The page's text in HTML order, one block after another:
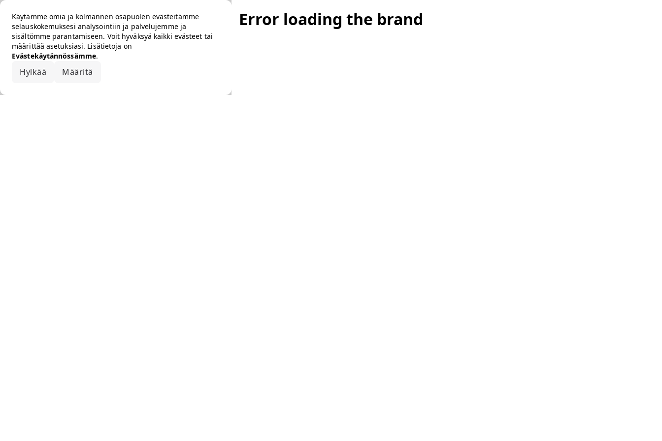
Käytämme omia ja kolmannen osapuolen evästeitämme
selauskokemuksesi analysointiin ja palvelujemme ja
sisältömme parantamiseen. Voit hyväksyä kaikki evästeet tai
määrittää asetuksiasi. Lisätietoja on
Evästekäytännössämme.
Hylkää Määritä
Error loading the brand